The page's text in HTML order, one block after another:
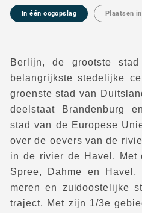
In één oogopslag Plaatsen
Berlijn, de grootste
belangrijkste stedelijke
groenste stad van
deelstaat Brandenburg
stad van de Europese
over de oevers van de
in de rivier de Havel. Met
Spree, Dahme en
meren en zuidoostelijke
traject. Met zijn 1/3e